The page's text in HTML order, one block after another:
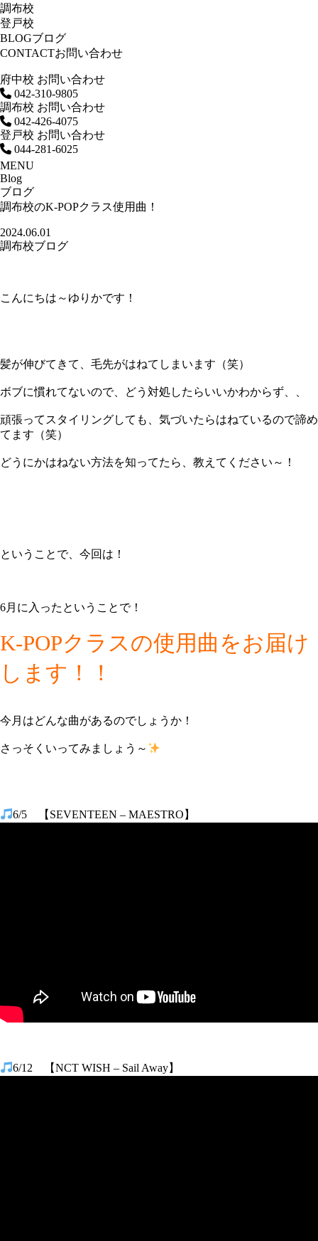
調布校
登戸校
BLOGブログ
CONTACTお問い合わせ
府中校 お問い合わせ
042-310-9805
調布校 お問い合わせ
042-426-4075
登戸校 お問い合わせ
044-281-6025
MENU
Blog
ブログ
調布校のK-POPクラス使用曲！
2024.06.01
調布校ブログ
こんにちは～ゆりかです！
髪が伸びてきて、毛先がはねてしまいます（笑）
ボブに慣れてないので、どう対処したらいいかわからず、、
頑張ってスタイリングしても、気づいたらはねているので諦め
てます（笑）
どうにかはねない方法を知ってたら、教えてください～！
ということで、今回は！
6月に入ったということで！
K-POPクラスの使用曲をお届け
します！！
今月はどんな曲があるのでしょうか！
さっそくいってみましょう～
6/5 【SEVENTEEN – MAESTRO】
6/12 【NCT WISH – Sail Away】